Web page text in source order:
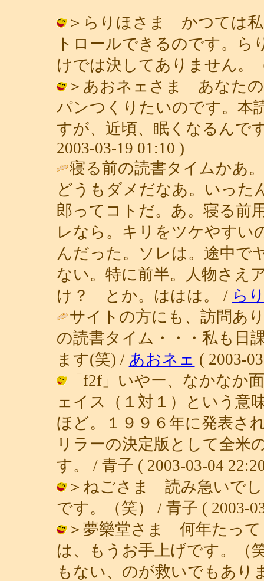
＞らりほさま かつては私
トロールできるのです。
けでは決してありません。
＞あおネェさま あなたの
パンつくりたいのです。本
すが、近頃、眠くなるんで
2003-03-19 01:10 )
寝る前の読書タイムかあ
どうもダメだなあ。いった
郎ってコトだ。あ。寝る前
レなら。キリをツケやすい
んだった。ソレは。途中で
ない。特に前半。人物さえ
け？ とか。ははは。 / ら
サイトの方にも、訪問あ
の読書タイム・・・私も日
ます(笑) / あおネェ ( 2003-
「f2f」いやー、なかなか
ェイス（１対１）という意
ほど。１９９６年に発表さ
リラーの決定版として全米
す。 / 青子 ( 2003-03-04
＞ねごさま 読み急いでし
です。（笑） / 青子 ( 2003-
＞夢樂堂さま 何年たって
は、もうお手上げです。（
もない、のが救いでもあり